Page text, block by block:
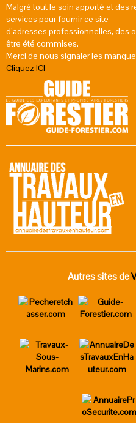
Malgré tout le soin apporté et des
services pour fournir ce site
d’adresses professionnelles, des
être été commises.
Merci de nous signaler les
Cliquez ICI
Autres sites de